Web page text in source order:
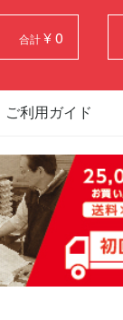
合計¥ 0
ご利用ガイド